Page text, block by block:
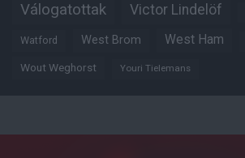
Válogatottak Victor Lindelöf
Watford West Brom West Ham
Wout Weghorst Youri Tielemans